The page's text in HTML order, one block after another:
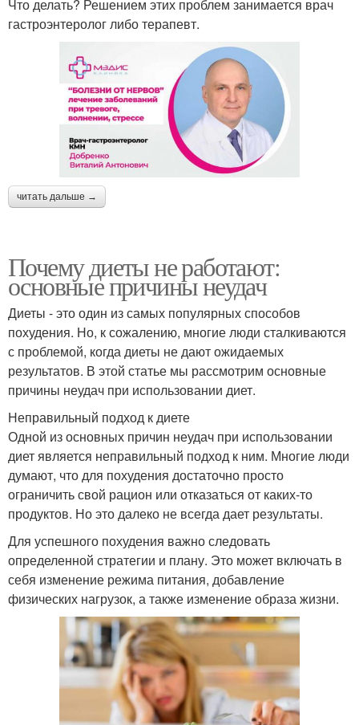
Что делать? Решением этих проблем занимается врач
гастроэнтеролог либо терапевт.
читать дальше →
Почему диеты не работают:
основные причины неудач
Диеты - это один из самых популярных способов
похудения. Но, к сожалению, многие люди сталкиваются
с проблемой, когда диеты не дают ожидаемых
результатов. В этой статье мы рассмотрим основные
причины неудач при использовании диет.
Неправильный подход к диете
Одной из основных причин неудач при использовании
диет является неправильный подход к ним. Многие люди
думают, что для похудения достаточно просто
ограничить свой рацион или отказаться от каких-то
продуктов. Но это далеко не всегда дает результаты.
Для успешного похудения важно следовать
определенной стратегии и плану. Это может включать в
себя изменение режима питания, добавление
физических нагрузок, а также изменение образа жизни.